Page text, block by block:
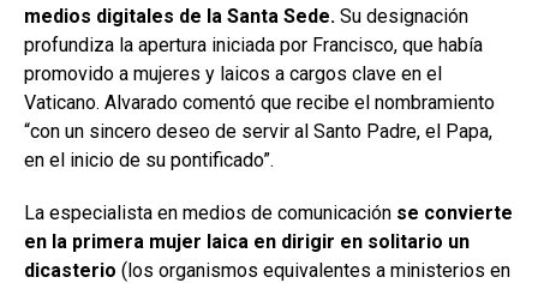
medios digitales de la Santa Sede. Su designación
profundiza la apertura iniciada por Francisco, que había
promovido a mujeres y laicos a cargos clave en el
Vaticano. Alvarado comentó que recibe el nombramiento
“con un sincero deseo de servir al Santo Padre, el Papa,
en el inicio de su pontificado”.
La especialista en medios de comunicación se convierte
en la primera mujer laica en dirigir en solitario un
dicasterio (los organismos equivalentes a ministerios en